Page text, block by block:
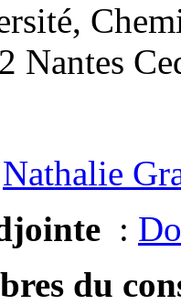
Nantes
Nathalie
:
du